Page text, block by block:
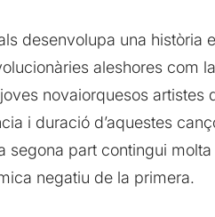
desenvolupa una història
aleshores com
novaiorquesos artistes
i duració d’aquestes
part contingui
negatiu de la primera.